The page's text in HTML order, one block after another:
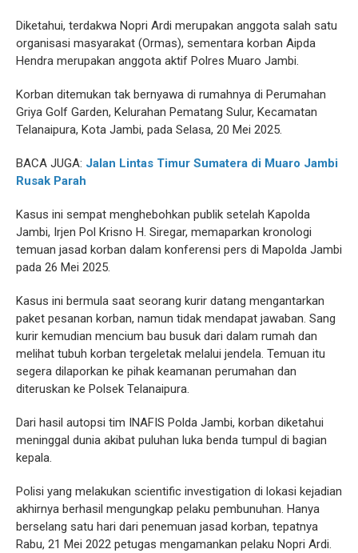
Diketahui, terdakwa Nopri Ardi merupakan anggota salah satu
organisasi masyarakat (Ormas), sementara korban Aipda
Hendra merupakan anggota aktif Polres Muaro Jambi.
Korban ditemukan tak bernyawa di rumahnya di Perumahan
Griya Golf Garden, Kelurahan Pematang Sulur, Kecamatan
Telanaipura, Kota Jambi, pada Selasa, 20 Mei 2025.
BACA JUGA: Jalan Lintas Timur Sumatera di Muaro Jambi
Rusak Parah
Kasus ini sempat menghebohkan publik setelah Kapolda
Jambi, Irjen Pol Krisno H. Siregar, memaparkan kronologi
temuan jasad korban dalam konferensi pers di Mapolda Jambi
pada 26 Mei 2025.
Kasus ini bermula saat seorang kurir datang mengantarkan
paket pesanan korban, namun tidak mendapat jawaban. Sang
kurir kemudian mencium bau busuk dari dalam rumah dan
melihat tubuh korban tergeletak melalui jendela. Temuan itu
segera dilaporkan ke pihak keamanan perumahan dan
diteruskan ke Polsek Telanaipura.
Dari hasil autopsi tim INAFIS Polda Jambi, korban diketahui
meninggal dunia akibat puluhan luka benda tumpul di bagian
kepala.
Polisi yang melakukan scientific investigation di lokasi kejadian
akhirnya berhasil mengungkap pelaku pembunuhan. Hanya
berselang satu hari dari penemuan jasad korban, tepatnya
Rabu, 21 Mei 2022 petugas mengamankan pelaku Nopri Ardi.